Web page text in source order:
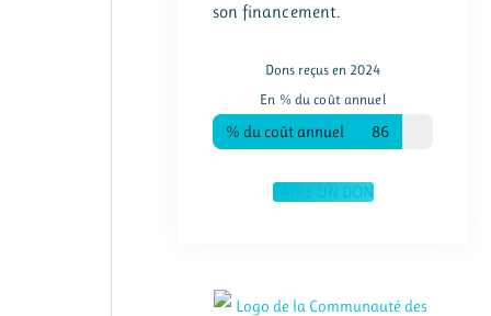
son financement.
Dons reçus en 2024
En % du coût annuel
% du coût annuel 86
FAIRE UN DON